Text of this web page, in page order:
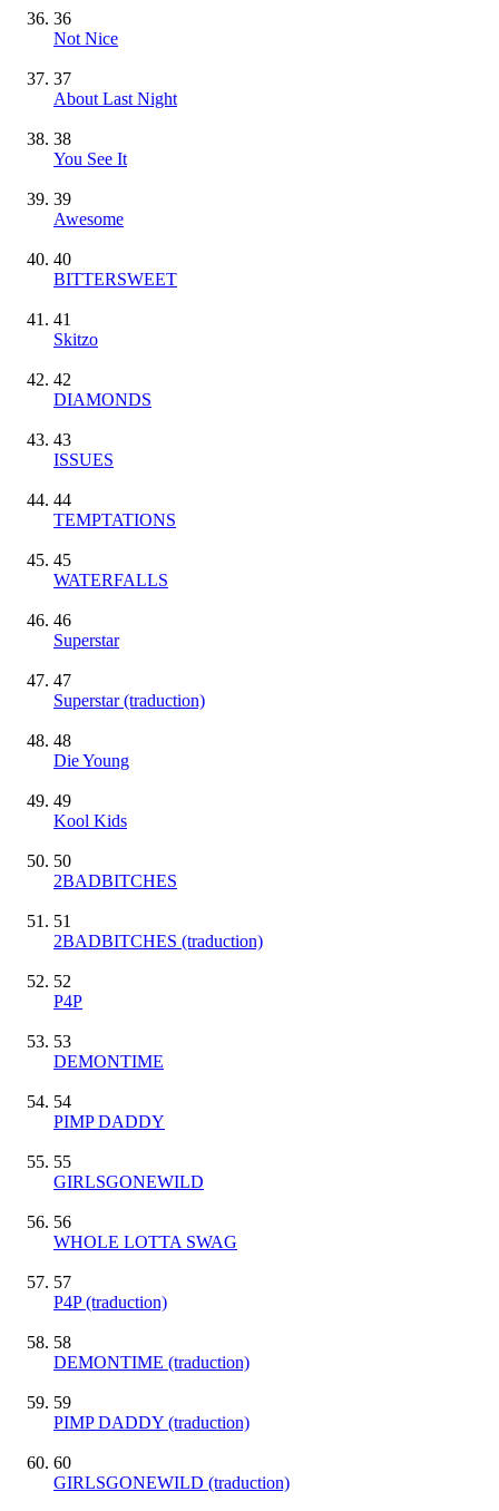
36
Not Nice
37
About Last Night
38
You See It
39
Awesome
40
BITTERSWEET
41
Skitzo
42
DIAMONDS
43
ISSUES
44
TEMPTATIONS
45
WATERFALLS
46
Superstar
47
Superstar (traduction)
48
Die Young
49
Kool Kids
50
2BADBITCHES
51
2BADBITCHES (traduction)
52
P4P
53
DEMONTIME
54
PIMP DADDY
55
GIRLSGONEWILD
56
WHOLE LOTTA SWAG
57
P4P (traduction)
58
DEMONTIME (traduction)
59
PIMP DADDY (traduction)
60
GIRLSGONEWILD (traduction)